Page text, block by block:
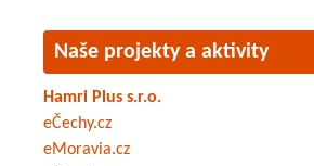
Naše projekty a aktivity
Hamri Plus s.r.o.
eČechy.cz
eMoravia.cz